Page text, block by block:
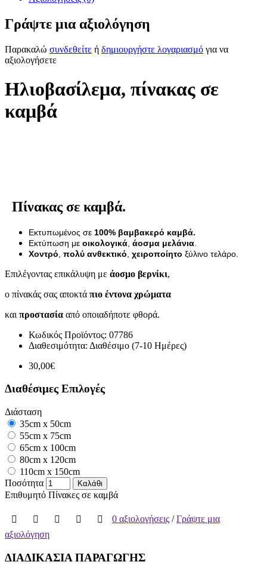
Γράψτε μια αξιολόγηση
Παρακαλώ συνδεθείτε ή δημιουργήστε λογαριασμό για να
αξιολογήσετε
Ηλιοβασίλεμα, πίνακας σε
καμβά
Πίνακας σε καμβά.
Εκτυπωμένος σε 100% βαμβακερό καμβά.
Εκτύπωση με οικολογικά άοσμα μελάνια
Χοντρό πολύ ανθεκτικό χειροποίητο ξύλινο τελάρο.
Επιλέγοντας επικάλυψη με άοσμο βερνίκι,
ο πίνακάς σας αποκτά πιο έντονα χρώματα
και προστασία από οποιαδήποτε φθορά.
Κωδικός Προϊόντος: 07786
Διαθεσιμότητα: Διαθέσιμο (7-10 Ημέρες)
30,00€
Διαθέσιμες Επιλογές
Διάσταση
35cm x 50cm
55cm x 75cm
65cm x 100cm
80cm x 120cm
110cm x 150cm
Ποσότητα
Καλάθι
Επιθυμητό Πίνακες σε καμβά
0 αξιολογήσεις /Γράψτε μια
αξιολόγηση
ΔΙΑΔΙΚΑΣΙΑ ΠΑΡΑΓΩΓΗΣ